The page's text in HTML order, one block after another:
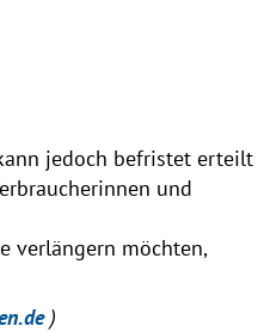
jedoch befristet erteilt
und
verlängern möchten,
)